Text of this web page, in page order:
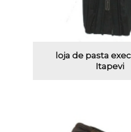
loja de pasta
Itapevi